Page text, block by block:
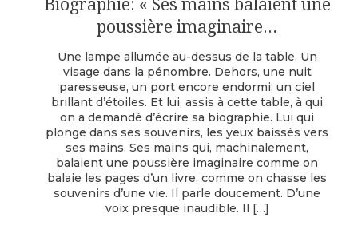
poussière imaginaire…
Une lampe allumée au-dessus de la table. Un
visage dans la pénombre. Dehors, une nuit
paresseuse, un port encore endormi, un ciel
brillant d’étoiles. Et lui, assis à cette table, à qui
on a demandé d’écrire sa biographie. Lui qui
plonge dans ses souvenirs, les yeux baissés vers
ses mains. Ses mains qui, machinalement,
balaient une poussière imaginaire comme on
balaie les pages d’un livre, comme on chasse les
souvenirs d’une vie. Il parle doucement. D’une
voix presque inaudible. Il […]